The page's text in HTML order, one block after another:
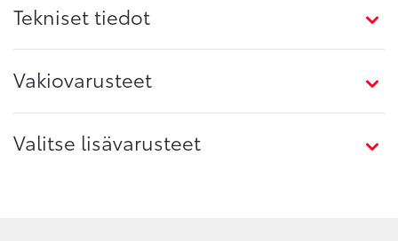
Tekniset tiedot
Vakiovarusteet
Valitse lisävarusteet